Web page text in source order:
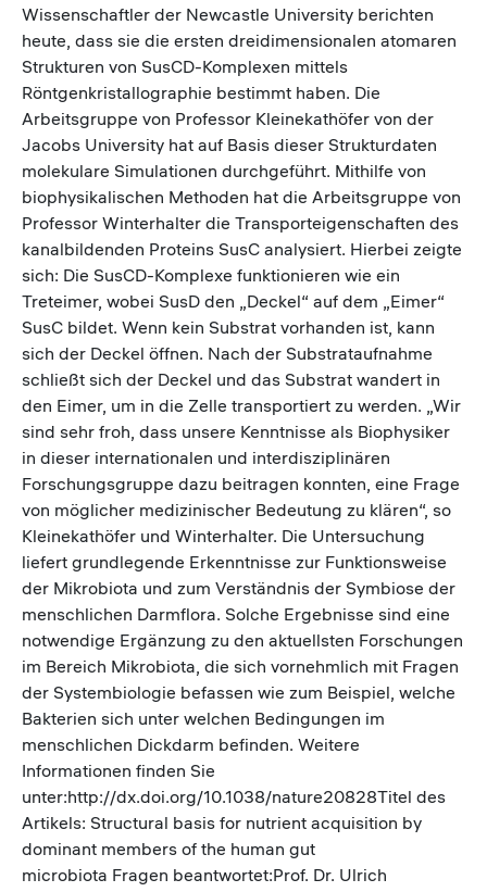
Wissenschaftler der Newcastle University berichten
heute, dass sie die ersten dreidimensionalen atomaren
Strukturen von SusCD-Komplexen mittels
Röntgenkristallographie bestimmt haben. Die
Arbeitsgruppe von Professor Kleinekathöfer von der
Jacobs University hat auf Basis dieser Strukturdaten
molekulare Simulationen durchgeführt. Mithilfe von
biophysikalischen Methoden hat die Arbeitsgruppe von
Professor Winterhalter die Transporteigenschaften des
kanalbildenden Proteins SusC analysiert. Hierbei zeigte
sich: Die SusCD-Komplexe funktionieren wie ein
Treteimer, wobei SusD den „Deckel“ auf dem „Eimer“
SusC bildet. Wenn kein Substrat vorhanden ist, kann
sich der Deckel öffnen. Nach der Substrataufnahme
schließt sich der Deckel und das Substrat wandert in
den Eimer, um in die Zelle transportiert zu werden. „Wir
sind sehr froh, dass unsere Kenntnisse als Biophysiker
in dieser internationalen und interdisziplinären
Forschungsgruppe dazu beitragen konnten, eine Frage
von möglicher medizinischer Bedeutung zu klären“, so
Kleinekathöfer und Winterhalter. Die Untersuchung
liefert grundlegende Erkenntnisse zur Funktionsweise
der Mikrobiota und zum Verständnis der Symbiose der
menschlichen Darmflora. Solche Ergebnisse sind eine
notwendige Ergänzung zu den aktuellsten Forschungen
im Bereich Mikrobiota, die sich vornehmlich mit Fragen
der Systembiologie befassen wie zum Beispiel, welche
Bakterien sich unter welchen Bedingungen im
menschlichen Dickdarm befinden. Weitere
Informationen finden Sie
unter:http://dx.doi.org/10.1038/nature20828Titel des
Artikels: Structural basis for nutrient acquisition by
dominant members of the human gut
microbiota Fragen beantwortet:Prof. Dr. Ulrich